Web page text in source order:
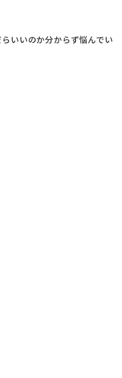
いいのか分からず悩んでい